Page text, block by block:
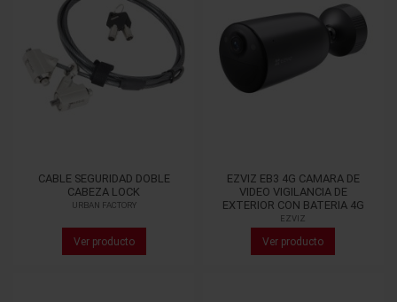
CABLE SEGURIDAD DOBLE
CABEZA LOCK
URBAN FACTORY
Ver producto
EZVIZ EB3 4G CAMARA DE
VIDEO VIGILANCIA DE
EXTERIOR CON BATERIA 4G
EZVIZ
Ver producto